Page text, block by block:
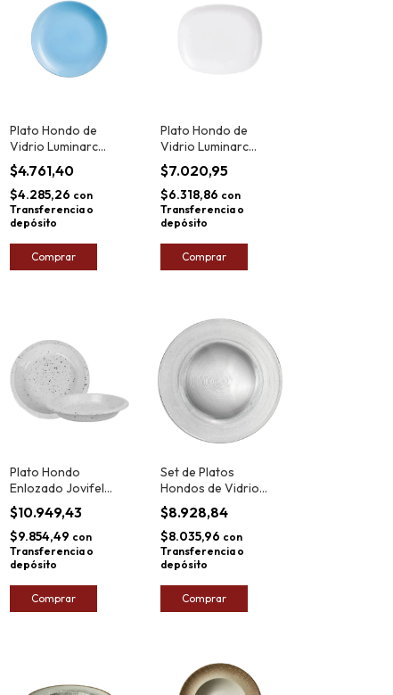
Plato Hondo de
Vidrio Luminarc
Diwali 20cm
$4.761,40
$4.285,26 con
Transferencia o
depósito
Comprar
Plato Hondo de
Vidrio Luminarc
Sweet Line 35cm
$7.020,95
$6.318,86 con
Transferencia o
depósito
Comprar
Plato Hondo
Enlozado Jovifel
Peltre 23,5cm
$10.949,43
$9.854,49 con
Transferencia o
depósito
Comprar
Set de Platos
Hondos de Vidrio
Durax Milano 22cm
x6
$8.928,84
$8.035,96 con
Transferencia o
depósito
Comprar